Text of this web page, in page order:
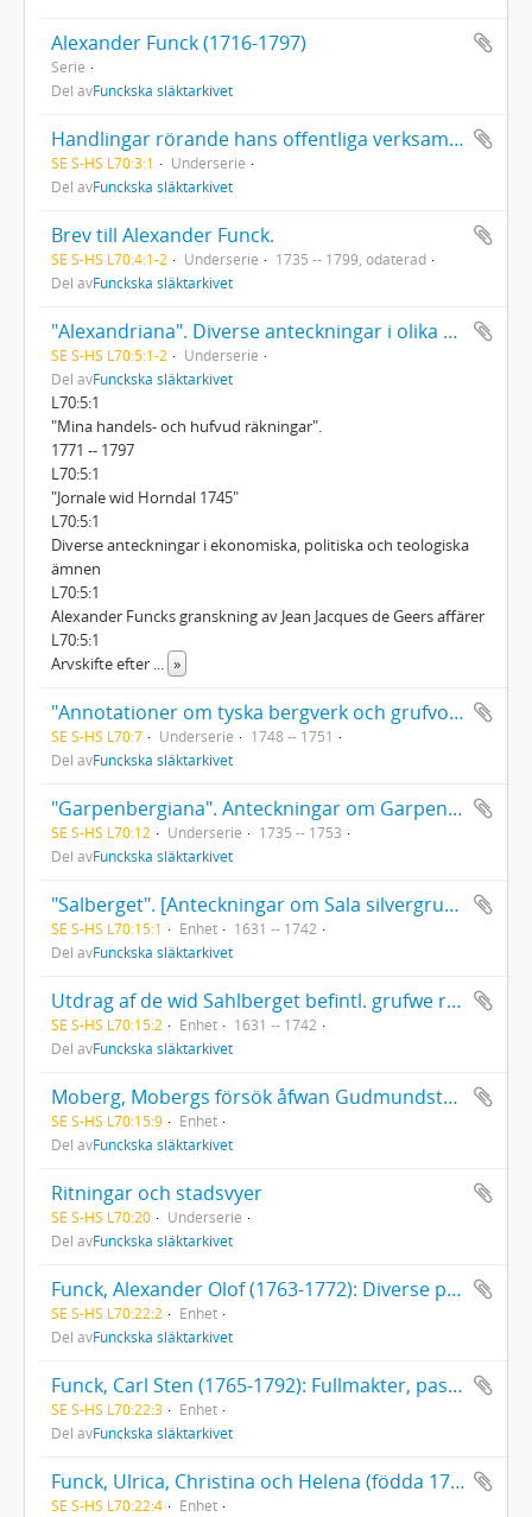
Alexander Funck (1716-1797)
Serie
Del avFunckska släktarkivet
Handlingar rörande hans offentliga verksamhet: Anteckningar om bergmästareförrättningar i Södermanland, Östergötland och Småland
SE S-HS L70:3:1
Underserie
Del avFunckska släktarkivet
Brev till Alexander Funck.
SE S-HS L70:4:1-2 Underserie
1735 -- 1799, odaterad
Del avFunckska släktarkivet
"Alexandriana". Diverse anteckningar i olika ämnen. Tom 1-2. 2 band
SE S-HS L70:5:1-2
Underserie
Del avFunckska släktarkivet
L70:5:1
"Mina handels- och hufvud räkningar".
1771 -- 1797
L70:5:1
"Jornale wid Horndal 1745"
L70:5:1
Diverse anteckningar i ekonomiska, politiska och teologiska
ämnen
L70:5:1
Alexander Funcks granskning av Jean Jacques de Geers affärer
L70:5:1
Arvskifte efter
»
"Annotationer om tyska bergverk och grufvor".
SE S-HS L70:7 Underserie
1748 -- 1751
Del avFunckska släktarkivet
"Garpenbergiana". Anteckningar om Garpenbergs kopparverk.
SE S-HS L70:12 Underserie
1735 -- 1753
Del avFunckska släktarkivet
"Salberget". [Anteckningar om Sala silvergruva 1740].
SE S-HS L70:15:1 Enhet
1631 -- 1742
Del avFunckska släktarkivet
Utdrag af de wid Sahlberget befintl. grufwe relationer med register.
SE S-HS L70:15:2 Enhet
1631 -- 1742
Del avFunckska släktarkivet
Moberg, Mobergs försök åfwan Gudmundstorpet på stadsens utmark
SE S-HS L70:15:9
Enhet
Del avFunckska släktarkivet
Ritningar och stadsvyer
SE S-HS L70:20
Underserie
Del avFunckska släktarkivet
Funck, Alexander Olof (1763-1772): Diverse papper
SE S-HS L70:22:2
Enhet
Del avFunckska släktarkivet
Funck, Carl Sten (1765-1792): Fullmakter, pass, räkenskaper, dagboksanteckningar; fadern Alexander Funcks föreskrifter om hans studier och uppfostran med mera. Brev (1780-1785, odaterad) till och från Carl Sten Funck.
SE S-HS L70:22:3
Enhet
Del avFunckska släktarkivet
Funck, Ulrica, Christina och Helena (födda 1769, 1771 respektive 1772. Alla döda 1775), Diverse papper
SE S-HS L70:22:4
Enhet